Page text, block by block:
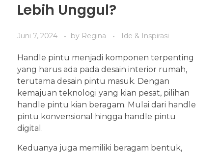
Lebih Unggul?
Juni 7, 2024 by Regina Ide & Inspirasi
Handle pintu menjadi komponen terpenting
yang harus ada pada desain interior rumah,
terutama desain pintu masuk. Dengan
kemajuan teknologi yang kian pesat, pilihan
handle pintu kian beragam. Mulai dari handle
pintu konvensional hingga handle pintu
digital.
Keduanya juga memiliki beragam bentuk,